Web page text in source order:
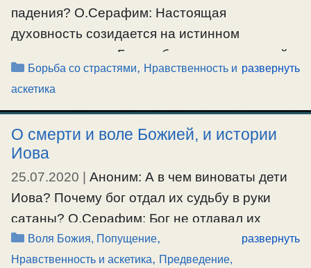
Ещё…
#предведение
падения? О.Серафим: Настоящая
духовность созидается на истинном
смирении перед Богом, без него о духовной
жизни не может быть и речи. Если в
основании добродетели нет истинного
смирения перед Богом, то она не подает
человеку спасение. Но наоборот, подогреет
страсти, – дух самости и гордыни,
самоуверенности, тщеславия и душевного
сладострастия. …
Ещё…
#главенствующиестрасти
Рубрики
Борьба со страстями, Нравственность и
аскетика
развернуть
О смерти и воле Божией, и истории
Иова
25.07.2020 | Аноним: А в чем виноваты дети
Иова? Почему бог отдал их судьбу в руки
сатаны? О.Серафим: Бог не отдавал их
судьбу в руки сатаны. Он всего лишь
попустил ему навести на них внешнее
Рубрики
Воля Божия, Попущение,
Нравственность и аскетика, Предведение,
развернуть